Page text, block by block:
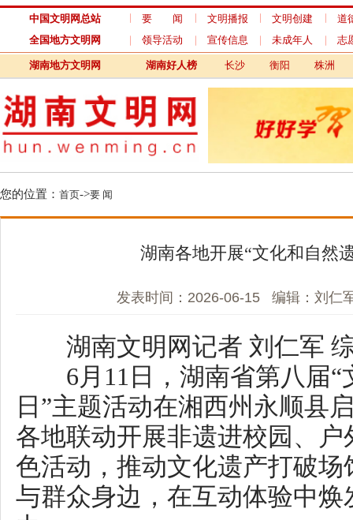
中国文明网总站 要 闻 文明播报 文明创建
道德模范
全国地方文明网
领导活动 宣传信息 未成年人 志愿服务
湖南地方文明网 湖南好人榜 株洲 湘潭
您的位置： ->
6月11日，湖南省第八届“文
日”主题活动在湘西州永顺县启
各地联动开展非遗进校园、户外
色活动，推动文化遗产打破场馆
与群众身边，在互动体验中焕发
力。
岳阳市华容县：开展“文化